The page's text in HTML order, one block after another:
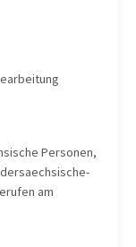
Personen,
am